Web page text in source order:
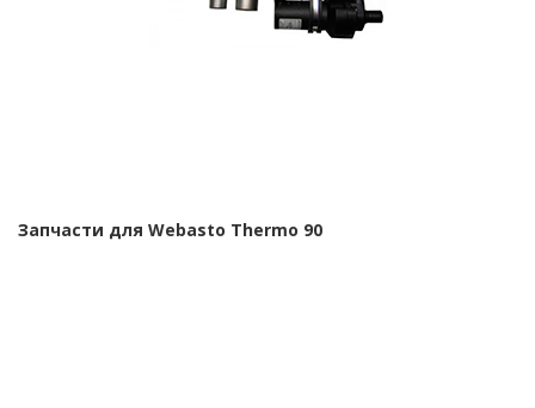
Запчасти для Webasto Thermo 90